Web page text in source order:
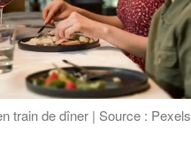
train de dîner | Source : Pexels